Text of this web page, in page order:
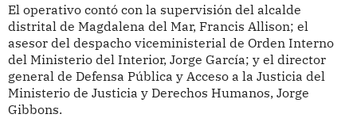
El operativo contó con la supervisión del alcalde
distrital de Magdalena del Mar, Francis Allison; el
asesor del despacho viceministerial de Orden Interno
del Ministerio del Interior, Jorge García; y el director
general de Defensa Pública y Acceso a la Justicia del
Ministerio de Justicia y Derechos Humanos, Jorge
Gibbons.